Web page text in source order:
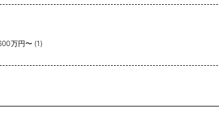
万円〜 (1)